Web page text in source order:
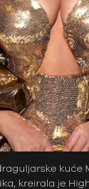
kuće
kreirala je